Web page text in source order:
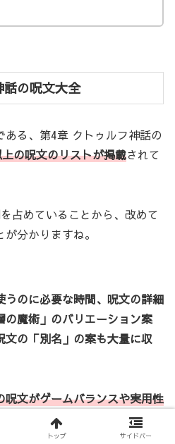
の呪文大全
ある、第4章 クトゥルフ神話の
の呪文のリストが掲載されて
占めていることから、改めて
分かりますね。
のに必要な時間、呪文の詳細
の魔術」のバリエーション案
の「別名」の案も大量に収
文がゲームバランスや実用性
されています。
トップ サイドバー